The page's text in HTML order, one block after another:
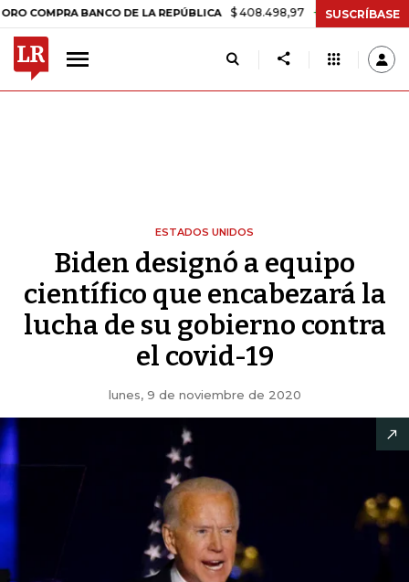
BANCO DE LA REPÚBLICA $ 408.498,97 +$ 8.753,81 +2,19%
SUSCRÍBASE
ESTADOS UNIDOS
Biden designó a equipo
científico que encabezará la
lucha de su gobierno contra
el covid-19
lunes, 9 de noviembre de 2020